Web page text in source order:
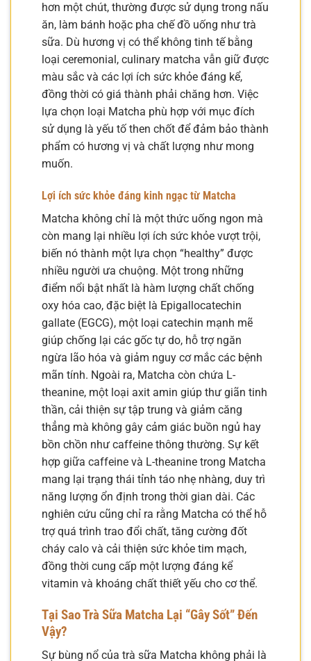
hơn một chút, thường được sử dụng trong nấu
ăn, làm bánh hoặc pha chế đồ uống như trà
sữa. Dù hương vị có thể không tinh tế bằng
loại ceremonial, culinary matcha vẫn giữ được
màu sắc và các lợi ích sức khỏe đáng kể,
đồng thời có giá thành phải chăng hơn. Việc
lựa chọn loại Matcha phù hợp với mục đích
sử dụng là yếu tố then chốt để đảm bảo thành
phẩm có hương vị và chất lượng như mong
muốn.
Lợi ích sức khỏe đáng kinh ngạc từ Matcha
Matcha không chỉ là một thức uống ngon mà
còn mang lại nhiều lợi ích sức khỏe vượt trội,
biến nó thành một lựa chọn “healthy” được
nhiều người ưa chuộng. Một trong những
điểm nổi bật nhất là hàm lượng chất chống
oxy hóa cao, đặc biệt là Epigallocatechin
gallate (EGCG), một loại catechin mạnh mẽ
giúp chống lại các gốc tự do, hỗ trợ ngăn
ngừa lão hóa và giảm nguy cơ mắc các bệnh
mãn tính. Ngoài ra, Matcha còn chứa L-
theanine, một loại axit amin giúp thư giãn tinh
thần, cải thiện sự tập trung và giảm căng
thẳng mà không gây cảm giác buồn ngủ hay
bồn chồn như caffeine thông thường. Sự kết
hợp giữa caffeine và L-theanine trong Matcha
mang lại trạng thái tỉnh táo nhẹ nhàng, duy trì
năng lượng ổn định trong thời gian dài. Các
nghiên cứu cũng chỉ ra rằng Matcha có thể hỗ
trợ quá trình trao đổi chất, tăng cường đốt
cháy calo và cải thiện sức khỏe tim mạch,
đồng thời cung cấp một lượng đáng kể
vitamin và khoáng chất thiết yếu cho cơ thể.
Tại Sao Trà Sữa Matcha Lại “Gây Sốt” Đến
Vậy?
Sự bùng nổ của trà sữa Matcha không phải là